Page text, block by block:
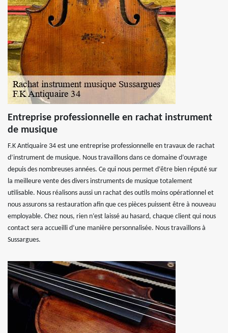
Entreprise professionnelle en rachat instrument
de musique
F.K Antiquaire 34 est une entreprise professionnelle en travaux de rachat
d’instrument de musique. Nous travaillons dans ce domaine d’ouvrage
depuis des nombreuses années. Ce qui nous permet d’être bien réputé sur
la meilleure vente des divers instruments de musique totalement
utilisable. Nous réalisons aussi un rachat des outils moins opérationnel et
nous assurons sa restauration afin que ces pièces puissent être à nouveau
employable. Chez nous, rien n’est laissé au hasard, chaque client qui nous
contact sera accueilli d’une manière personnalisée. Nous travaillons à
Sussargues.